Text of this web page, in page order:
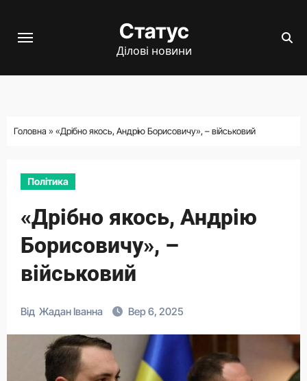
Статус
Ділові новини
Головна » «Дрібно якось, Андрію Борисовичу», – військовий
Політика
«Дрібно якось, Андрію
Борисовичу», –
військовий
Від Жадан Іванна Вер 6, 2025